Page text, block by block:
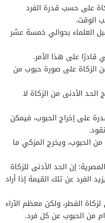
على حسب قدرة الفرد
الوقت.
العلماء بحوالي خمسة عشر
قادرًا على هذا الأمر.
الزكاة على صورة حبوب من
الحد الأدنى من الزكاة لا
على إخراج الحبوب، فيمكن
من الحبوب، ويخرج المزكي ما
إن الحد الأدنى للزكاة
الفرد عن تلك القيمة إذا أراد
الفطر، ولكن معظم الآراء